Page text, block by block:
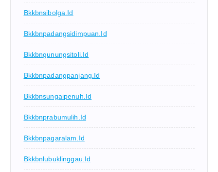
Bkkbnsibolga.id
Bkkbnpadangsidimpuan.id
Bkkbngunungsitoli.id
Bkkbnpadangpanjang.id
Bkkbnsungaipenuh.id
Bkkbnprabumulih.id
Bkkbnpagaralam.id
Bkkbnlubuklinggau.id